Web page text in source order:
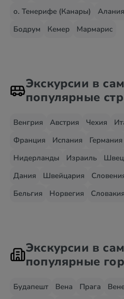
о. Тенерифе (Канары)
Алания
Бодрум
Кемер Мармарис
Экскурсии в
популярные
Венгрия Австрия Чехия
Франция
Испания Германия
Нидерланды
Израиль
Дания
Швейцария
Бельгия
Норвегия Словакия
Экскурсии в
популярные
Будапешт Вена Прага